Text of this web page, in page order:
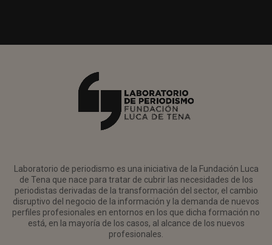
Laboratorio de periodismo es una iniciativa de la Fundación Luca
de Tena que nace para tratar de cubrir las necesidades de los
periodistas derivadas de la transformación del sector, el cambio
disruptivo del negocio de la información y la demanda de nuevos
perfiles profesionales en entornos en los que dicha formación no
está, en la mayoría de los casos, al alcance de los nuevos
profesionales.